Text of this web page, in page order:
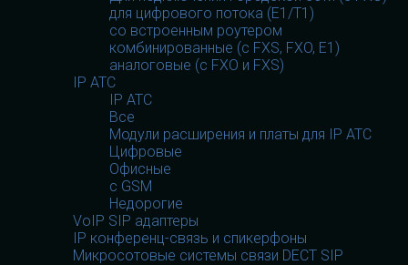
для цифрового потока (E1/T1)
со встроенным роутером
комбинированные (c FXS, FXO, E1)
аналоговые (с FXO и FXS)
IP АТС
IP АТС
Все
Модули расширения и платы для IP АТС
Цифровые
Офисные
с GSM
Недорогие
VoIP SIP адаптеры
IP конференц-связь и спикерфоны
Микросотовые системы связи DECT SIP